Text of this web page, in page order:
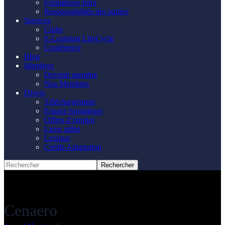
Formations Intra
Responsabilités des parties
Services
Clubs
E-Learning LifeCycle
Conférence
Blog
Membres
Devenir membre
Nos Membres
Divers
Téléchargement
Espace formateurs
Offres d’emploi
Liens utiles
Lexique
Crédit-Adaptation
Cenaero